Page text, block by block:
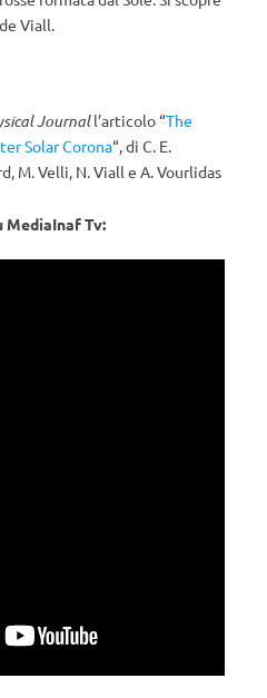
Viall.
Journall’articolo “The
Solar Corona“, di C. E.
M. Velli, N. Viall e A. Vourlidas
MediaInaf Tv: